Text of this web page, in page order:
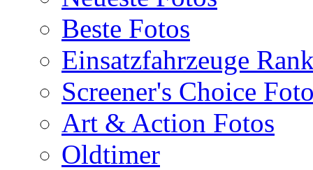
Beste Fotos
Einsatzfahrzeuge
Screener's Choice
Art & Action Fotos
Oldtimer